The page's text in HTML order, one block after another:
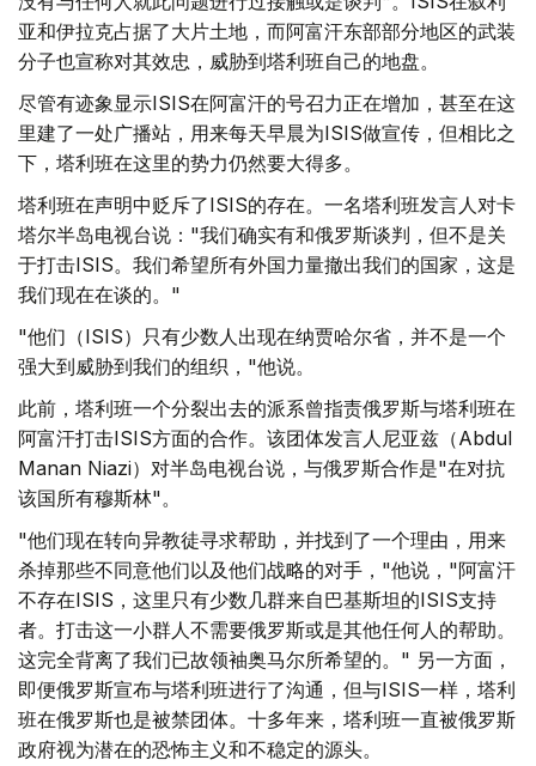
亚和伊拉克占据了大片土地，而阿富汗东部部分地区的武装
分子也宣称对其效忠，威胁到塔利班自己的地盘。
尽管有迹象显示ISIS在阿富汗的号召力正在增加，甚至在这
里建了一处广播站，用来每天早晨为ISIS做宣传，但相比之
下，塔利班在这里的势力仍然要大得多。
塔利班在声明中贬斥了ISIS的存在。一名塔利班发言人对卡
塔尔半岛电视台说："我们确实有和俄罗斯谈判，但不是关
于打击ISIS。我们希望所有外国力量撤出我们的国家，这是
我们现在在谈的。"
"他们（ISIS）只有少数人出现在纳贾哈尔省，并不是一个
强大到威胁到我们的组织，"他说。
此前，塔利班一个分裂出去的派系曾指责俄罗斯与塔利班在
阿富汗打击ISIS方面的合作。该团体发言人尼亚兹（Abdul
Manan Niazi）对半岛电视台说，与俄罗斯合作是"在对抗
该国所有穆斯林"。
"他们现在转向异教徒寻求帮助，并找到了一个理由，用来
杀掉那些不同意他们以及他们战略的对手，"他说，"阿富汗
不存在ISIS，这里只有少数几群来自巴基斯坦的ISIS支持
者。打击这一小群人不需要俄罗斯或是其他任何人的帮助。
这完全背离了我们已故领袖奥马尔所希望的。" 另一方面，
即便俄罗斯宣布与塔利班进行了沟通，但与ISIS一样，塔利
班在俄罗斯也是被禁团体。十多年来，塔利班一直被俄罗斯
政府视为潜在的恐怖主义和不稳定的源头。